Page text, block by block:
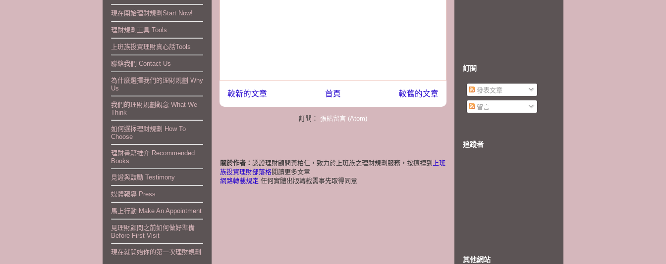
較新的文章 較舊的文章
首頁
訂閱： 張貼留言 (Atom)
關於作者： 認證理財顧問黃柏仁，致力於上班族之理財規劃服務，按這裡到 上班
族投資理財部落格閱讀更多文章
網路轉載規定 任何實體出版轉載需事先取得同意
現在開始理財規劃Start Now!
理財規劃工具 Tools
上班族投資理財真心話Tools
聯絡我們 Contact Us
為什麼選擇我們的理財規劃 Why
Us
我們的理財規劃觀念 What We
Think
如何選擇理財規劃 How To
Choose
理財書籍推介 Recommended
Books
見證與鼓勵 Testimony
媒體報導 Press
馬上行動 Make An Appointment
見理財顧問之前如何做好準備
Before First Visit
現在就開始你的第一次理財規劃
訂閱
發表文章
留言
追蹤者
其他網站